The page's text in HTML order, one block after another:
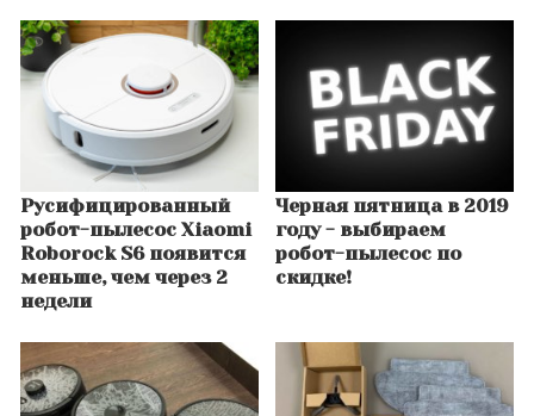
Русифицированный
робот-пылесос Xiaomi
Roborock S6 появится
меньше, чем через 2
недели
Черная пятница в 2019
году - выбираем
робот-пылесос по
скидке!